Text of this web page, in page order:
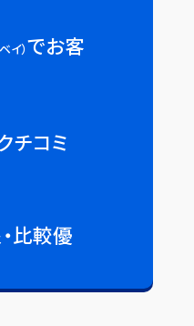
イ）でお客
チコミ
比較優